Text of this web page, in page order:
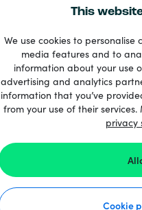
This
We use cookies to
media features and to
information about your use
advertising and analytics
information that you’ve
from your use of their
privacy
Cookie